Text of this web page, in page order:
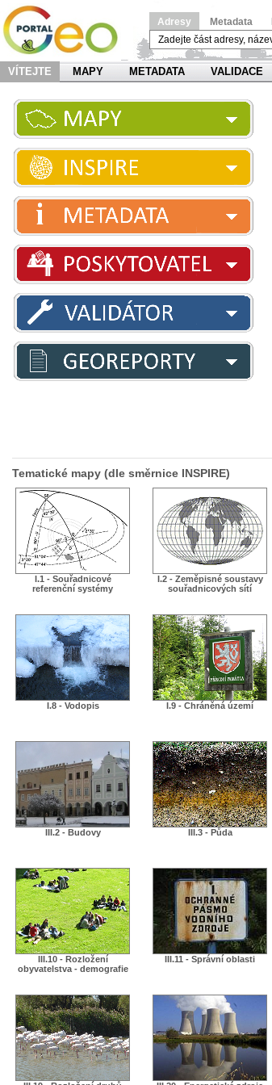
Adresy Metadata
VÍTEJTE MAPY METADATA VALIDACE
Tematické mapy (dle směrnice INSPIRE)
I.1 - Souřadnicové
referenční systémy
I.2 - Zeměpisné soustavy
souřadnicových sítí
I.8 - Vodopis I.9 - Chráněná území
III.2 - Budovy III.3 - Půda
III.10 - Rozložení
obyvatelstva - demografie
III.11 - Správní oblasti